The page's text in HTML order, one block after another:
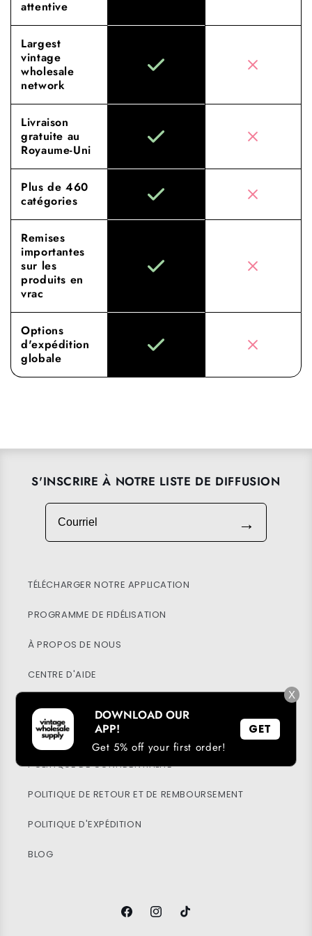
attentive
Largest
vintage
wholesale
network
Livraison
gratuite au
Royaume-Uni
Plus de 460
catégories
Remises
importantes
sur les
produits en
vrac
Options
d'expédition
globale
S'INSCRIRE À NOTRE LISTE DE DIFFUSION
Courriel
→
TÉLÉCHARGER NOTRE APPLICATION
PROGRAMME DE FIDÉLISATION
À PROPOS DE NOUS
CENTRE D'AIDE
DURABILITÉ
POLITIQUE DE CONFIDENTIALITÉ
POLITIQUE DE RETOUR ET DE REMBOURSEMENT
POLITIQUE D'EXPÉDITION
BLOG
FacebookInstagramTikTok
X
DOWNLOAD OUR
APP!
Get 5% off your first order!
GET